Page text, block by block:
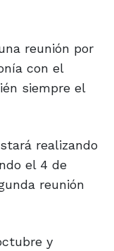
reunión por
con el
siempre el
realizando
el 4 de
reunión
y